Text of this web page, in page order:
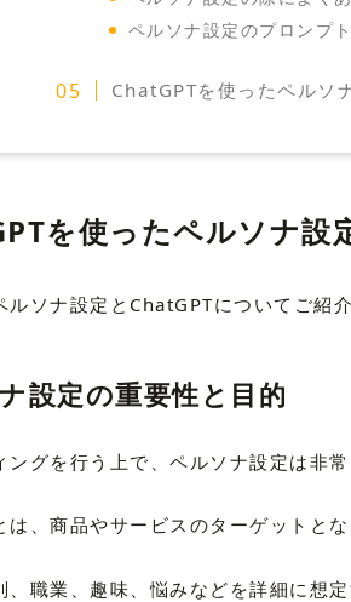
ペルソナ設定のプロンプ
ChatGPTを使ったペルソ
を使ったペルソナ設
ルソナ設定とChatGPTについてご紹介
設定の重要性と目的
ングを行う上で、ペルソナ設定は非
は、商品やサービスのターゲットと
、職業、趣味、悩みなどを詳細に想